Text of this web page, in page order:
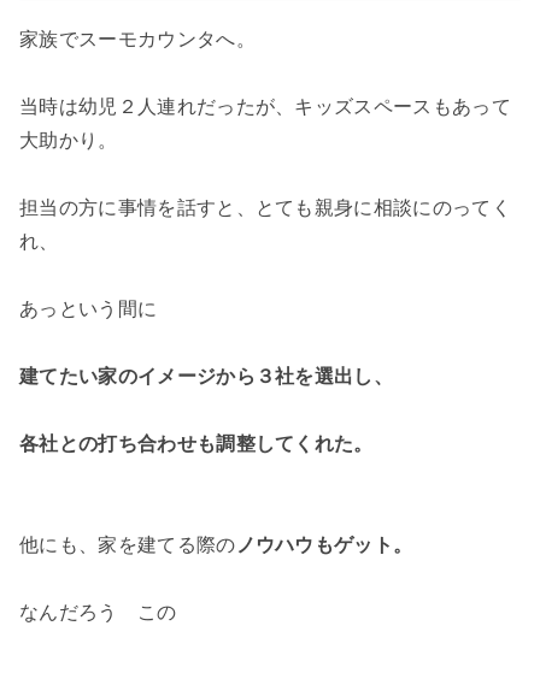
家族でスーモカウンタへ。
当時は幼児２人連れだったが、キッズスペースもあって
大助かり。
担当の方に事情を話すと、とても親身に相談にのってく
れ、
あっという間に
建てたい家のイメージから ３社を選出し、
各社との打ち合わせも調整してくれた。
他にも、家を建てる際の ノウハウもゲット。
なんだろう この